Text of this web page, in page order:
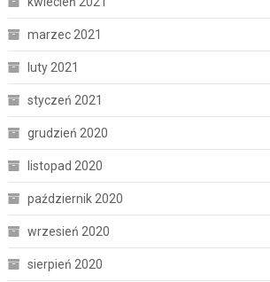
marzec 2021
luty 2021
styczeń 2021
grudzień 2020
listopad 2020
październik 2020
wrzesień 2020
sierpień 2020